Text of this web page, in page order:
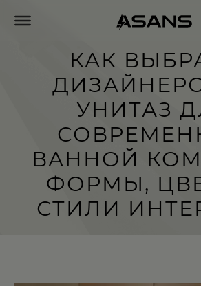
КАК
УНИТАЗ
ВАННОЙ
ФОРМЫ,
СТИЛИ